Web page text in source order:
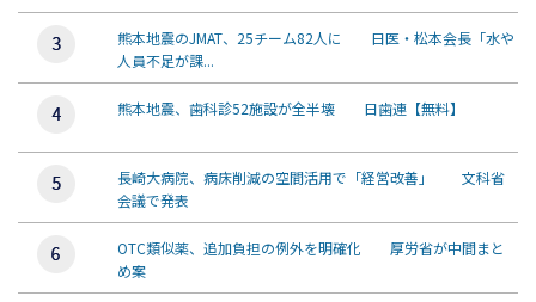
熊本地震のJMAT、25チーム82人に 日医・松本会長「水や
人員不足が課...
熊本地震、歯科診52施設が全半壊 日歯連【無料】
長崎大病院、病床削減の空間活用で「経営改善」 文科省
会議で発表
OTC類似薬、追加負担の例外を明確化 厚労省が中間まと
め案